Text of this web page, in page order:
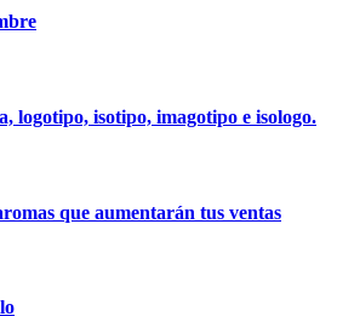
logotipo, isotipo, imagotipo e isologo.
que aumentarán tus ventas